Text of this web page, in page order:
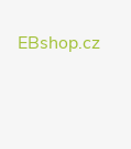
EBshop.cz